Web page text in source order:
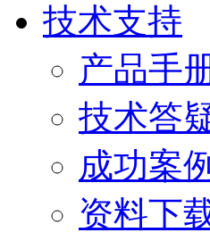
技术支持
产品手
技术答
成功案例
资料下